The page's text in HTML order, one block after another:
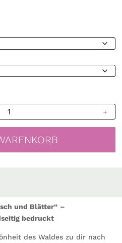
und Blätter“ –
bedruckt
des Waldes zu dir nach